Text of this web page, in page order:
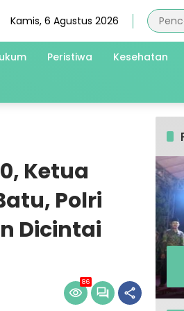
Kamis, 6 Agustus 2026
Peristiwa Kesehatan
Ketua
Polri
Dicintai
86